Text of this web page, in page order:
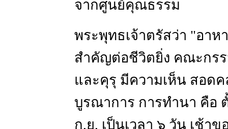
จากศูนย์คุณธรรม
พระพุทธเจ้าตรัสว่า "อาห
สำคัญต่อชีวิตยิ่ง คณะกร
และคุรุ มีความเห็น สอด
บูรณาการ การทำนา คือ
ก.ย. เป็นเวลา ๖ วัน เช้า